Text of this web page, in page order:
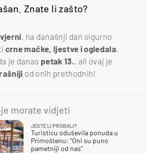
Znate li zašto?
, na današnji dan sigurno
crne mačke, ljestve i ogledala.
je danas petak 13., ali ovaj je
od onih prethodnih!
morate vidjeti
JESTE LI PROBALI?
Turisticu oduševila ponuda u
Primoštenu: "Oni su puno
pametniji od nas"